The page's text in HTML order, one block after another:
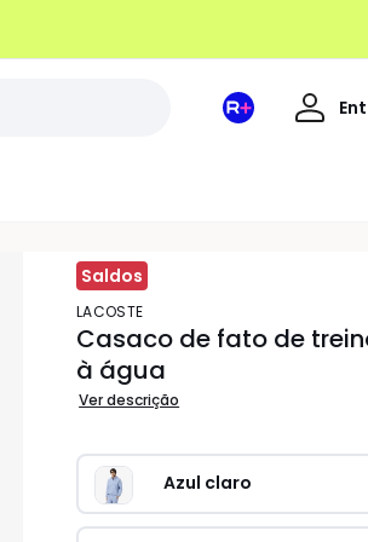
Espaço
Saldos
LACOSTE
Casaco de fato de
à água
Ver descrição
Azul claro